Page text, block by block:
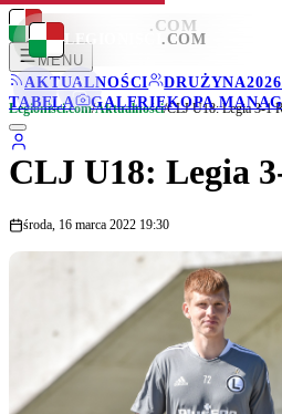
LEGIONISCI .COM
MENU
AKTUALNOŚCI
DRUŻYNA
TABELA
GALERIEKOPA
LEGIONISCI .COM
Legionisci.com/Aktualności/CLJ U18: Legia 3-1
CLJ U18: Legia
środa, 16 marca 2022 19:30